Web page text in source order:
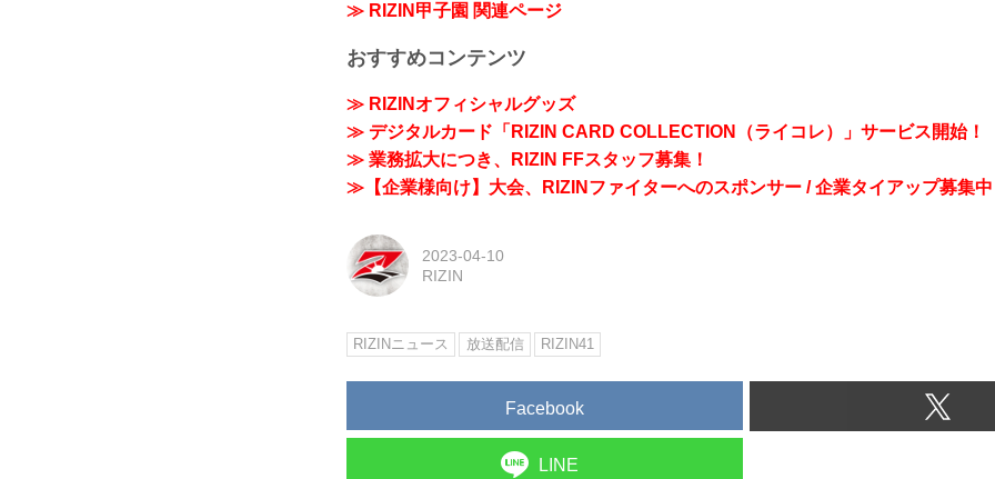
≫ RIZIN甲子園 関連ページ
おすすめコンテンツ
≫ RIZINオフィシャルグッズ
≫ デジタルカード「RIZIN CARD COLLECTION（ライコレ）」サービス開始！
≫ 業務拡大につき、RIZIN FFスタッフ募集！
≫【企業様向け】大会、RIZINファイターへのスポンサー / 企業タイアップ募集中
2023-04-10
RIZIN
RIZINニュース 放送配信 RIZIN41
Facebook
LINE